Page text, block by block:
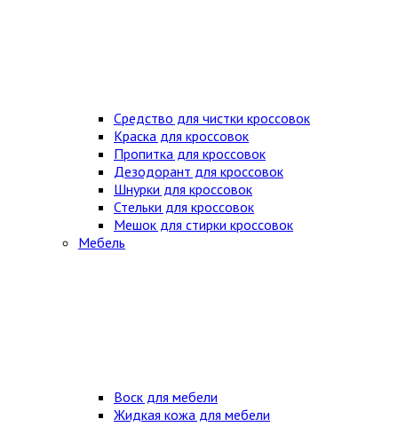
Средство для чистки кроссовок
Краска для кроссовок
Пропитка для кроссовок
Дезодорант для кроссовок
Шнурки для кроссовок
Стельки для кроссовок
Мешок для стирки кроссовок
Мебель
Воск для мебели
Жидкая кожа для мебели